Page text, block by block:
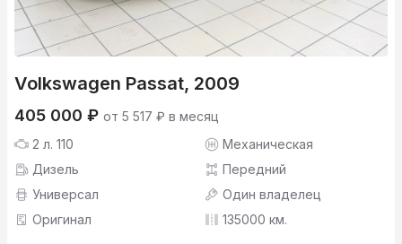
Volkswagen Passat, 2009
405 000 ₽ от 5 517 ₽ в месяц
2 л. 110
Механическая
Дизель
Передний
Универсал
Один владелец
Оригинал
135000 км.